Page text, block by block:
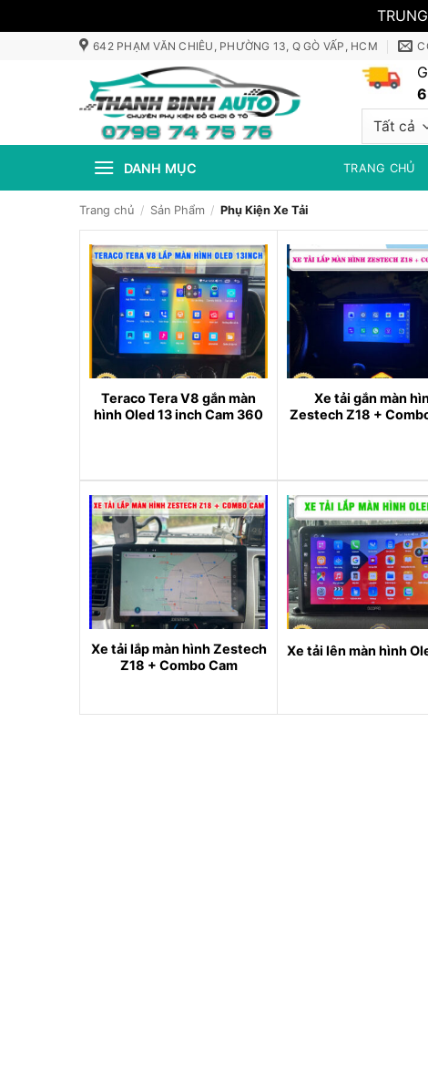
642 PHẠM VĂN CHIÊU, PHƯỜNG 13, Q GÒ VẤP, HCM
DANH MỤC TRANG CHỦ
Trang chủ / Sản Phẩm / Phụ Kiện Xe Tải
Teraco Tera V8 gắn màn
hình Oled 13 inch Cam 360
Xe tải gắn màn
Zestech Z18 +
Xe tải lắp màn hình Zestech
Z18 + Combo Cam
Xe tải lên màn hình